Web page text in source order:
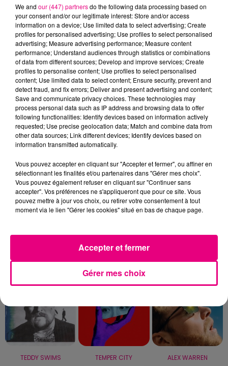
Cancer Lion Vierge
Balance Scorpion Sagittaire
LE TOP
1
TEDDY SWIMS
2
TEMPER CITY
3
ALEX WARREN
We and our (447) partnersdo the following data processing based on
your consent and/or our legitimate interest: Store and/or access
information on a device; Use limited data to select advertising; Create
profiles for personalised advertising; Use profiles to select personalised
advertising; Measure advertising performance; Measure content
performance; Understand audiences through statistics or combinations
of data from different sources; Develop and improve services; Create
profiles to personalise content; Use profiles to select personalised
content; Use limited data to select content; Ensure security, prevent and
detect fraud, and fix errors; Deliver and present advertising and content;
Save and communicate privacy choices. These technologies may
process personal data such as IP address and browsing data to offer
following functionalities: Identify devices based on information actively
requested; Use precise geolocation data; Match and combine data from
other data sources; Link different devices; Identify devices based on
information transmitted automatically.
Vous pouvez accepter en cliquant sur "Accepter et fermer", ou affiner en
sélectionnant les finalités et/ou partenaires dans "Gérer mes choix".
Vous pouvez également refuser en cliquant sur "Continuer sans
accepter". Vos préférences ne s'appliqueront que pour ce site. Vous
pouvez mettre à jour vos choix, ou retirer votre consentement à tout
moment via le lien "Gérer les cookies" situé en bas de chaque page.
Gérer mes choix
Accepter et fermer